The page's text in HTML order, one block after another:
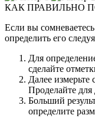
КАК ПРАВИЛЬНО
Если вы
определить его
Для
сделайте
Далее
Проделайте для
Больший
определите